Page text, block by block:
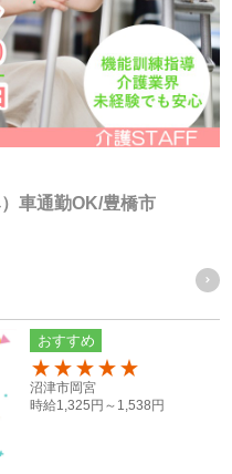
うものとします。
す。利用目的を超えて利
ービスの提供
種お知らせ等の配信・送
、本サービス利用企業等
行動履歴等に基づく広
、本サービスの提供
の開発・マーケティング
車通勤OK/豊橋市
おすすめ
150
沼津市岡宮
時給1,325円～ 1,538円